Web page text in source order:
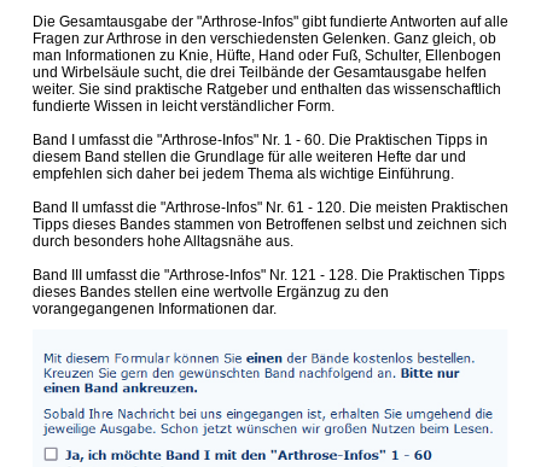
Die Gesamtausgabe der "Arthrose-Infos" gibt fundierte Antworten auf alle
Fragen zur Arthrose in den verschiedensten Gelenken. Ganz gleich, ob
man Informationen zu Knie, Hüfte, Hand oder Fuß, Schulter, Ellenbogen
und Wirbelsäule sucht, die drei Teilbände der Gesamtausgabe helfen
weiter. Sie sind praktische Ratgeber und enthalten das wissenschaftlich
fundierte Wissen in leicht verständlicher Form.
Band I umfasst die "Arthrose-Infos" Nr. 1 - 60. Die Praktischen Tipps in
diesem Band stellen die Grundlage für alle weiteren Hefte dar und
empfehlen sich daher bei jedem Thema als wichtige Einführung.
Band II umfasst die "Arthrose-Infos" Nr. 61 - 120. Die meisten Praktischen
Tipps dieses Bandes stammen von Betroffenen selbst und zeichnen sich
durch besonders hohe Alltagsnähe aus.
Band III umfasst die "Arthrose-Infos" Nr. 121 - 128. Die Praktischen Tipps
dieses Bandes stellen eine wertvolle Ergänzug zu den
vorangegangenen Informationen dar.